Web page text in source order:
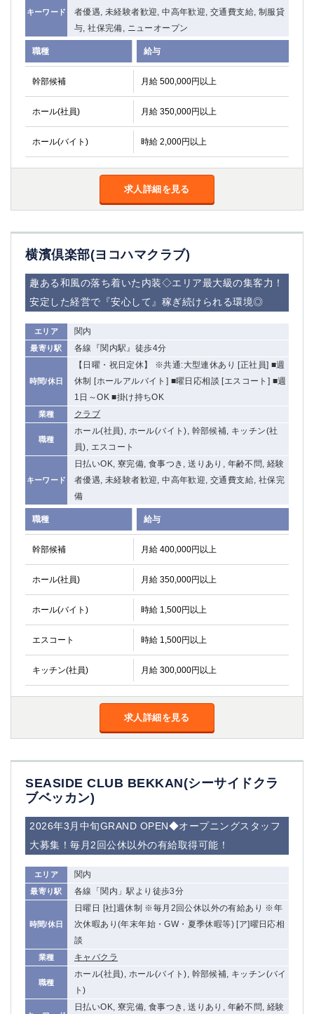
キーワード
者優遇, 未経験者歓迎, 中高年歓迎, 交通費支給, 制服貸
与, 社保完備, ニューオープン
職種 給与
幹部候補 月給 500,000円以上
ホール(社員) 月給 350,000円以上
ホール(バイト) 時給 2,000円以上
求人詳細を見る
横濱倶楽部(ヨコハマクラブ)
趣ある和風の落ち着いた内装◇エリア最大級の集客力！
安定した経営で『安心して』稼ぎ続けられる環境◎
エリア 関内
最寄り駅 各線『関内駅』徒歩4分
時間/休日
【日曜・祝日定休】 ※共通:大型連休あり [正社員] ■週
休制 [ホールアルバイト] ■曜日応相談 [エスコート] ■週
1日～OK ■掛け持ちOK
業種 クラブ
職種
ホール(社員), ホール(バイト), 幹部候補, キッチン(社
員), エスコート
キーワード
日払いOK, 寮完備, 食事つき, 送りあり, 年齢不問, 経験
者優遇, 未経験者歓迎, 中高年歓迎, 交通費支給, 社保完
備
職種 給与
幹部候補 月給 400,000円以上
ホール(社員) 月給 350,000円以上
ホール(バイト) 時給 1,500円以上
エスコート 時給 1,500円以上
キッチン(社員) 月給 300,000円以上
求人詳細を見る
SEASIDE CLUB BEKKAN(シーサイドクラ
ブベッカン)
2026年3月中旬GRAND OPEN◆オープニングスタッフ
大募集！毎月2回公休以外の有給取得可能！
エリア 関内
最寄り駅 各線「関内」駅より徒歩3分
時間/休日
日曜日 [社]週休制 ※毎月2回公休以外の有給あり ※年
次休暇あり(年末年始・GW・夏季休暇等) [ア]曜日応相
談
業種 キャバクラ
職種
ホール(社員), ホール(バイト), 幹部候補, キッチン(バイ
ト)
日払いOK, 寮完備, 食事つき, 送りあり, 年齢不問, 経験